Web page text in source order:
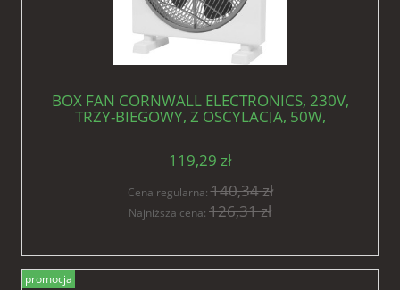
BOX FAN CORNWALL ELECTRONICS, 230V,
TRZY-BIEGOWY, Z OSCYLACJĄ, 50W,
119,29 zł
Cena regularna:140,34 zł
Najniższa cena: 126,31 zł
promocja